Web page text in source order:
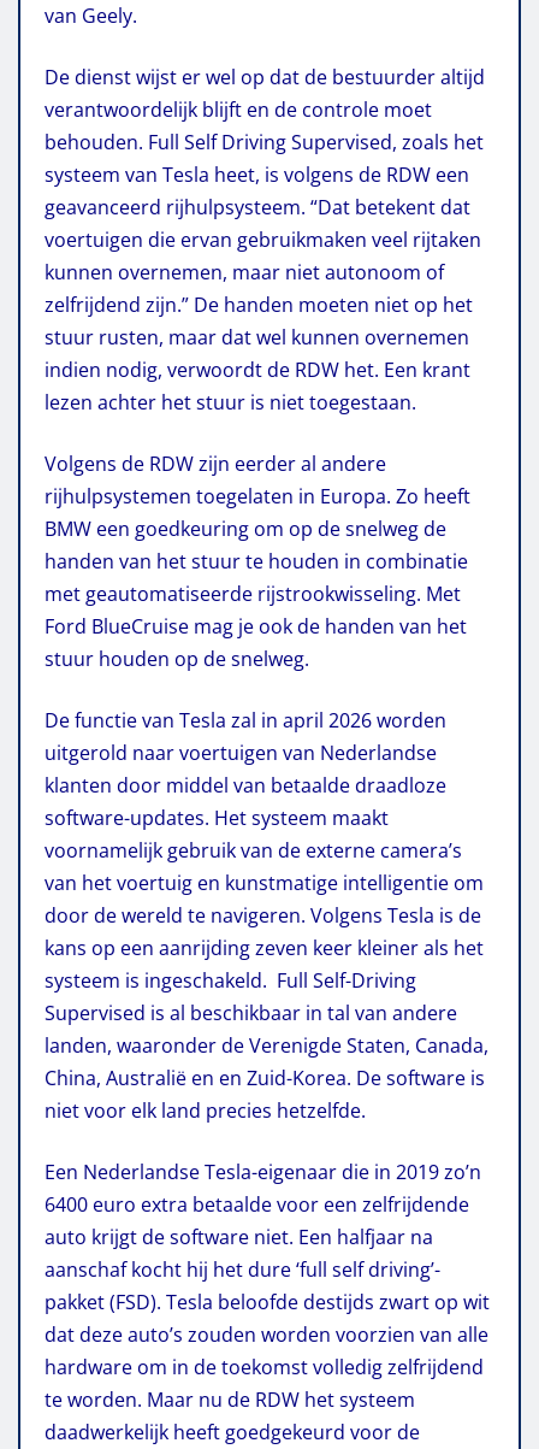
van Geely.
De dienst wijst er wel op dat de bestuurder altijd
verantwoordelijk blijft en de controle moet
behouden. Full Self Driving Supervised, zoals het
systeem van Tesla heet, is volgens de RDW een
geavanceerd rijhulpsysteem. “Dat betekent dat
voertuigen die ervan gebruikmaken veel rijtaken
kunnen overnemen, maar niet autonoom of
zelfrijdend zijn.” De handen moeten niet op het
stuur rusten, maar dat wel kunnen overnemen
indien nodig, verwoordt de RDW het. Een krant
lezen achter het stuur is niet toegestaan.
Volgens de RDW zijn eerder al andere
rijhulpsystemen toegelaten in Europa. Zo heeft
BMW een goedkeuring om op de snelweg de
handen van het stuur te houden in combinatie
met geautomatiseerde rijstrookwisseling. Met
Ford BlueCruise mag je ook de handen van het
stuur houden op de snelweg.
De functie van Tesla zal in april 2026 worden
uitgerold naar voertuigen van Nederlandse
klanten door middel van betaalde draadloze
software-updates. Het systeem maakt
voornamelijk gebruik van de externe camera’s
van het voertuig en kunstmatige intelligentie om
door de wereld te navigeren. Volgens Tesla is de
kans op een aanrijding zeven keer kleiner als het
systeem is ingeschakeld. Full Self-Driving
Supervised is al beschikbaar in tal van andere
landen, waaronder de Verenigde Staten, Canada,
China, Australië en en Zuid-Korea. De software is
niet voor elk land precies hetzelfde.
Een Nederlandse Tesla-eigenaar die in 2019 zo’n
6400 euro extra betaalde voor een zelfrijdende
auto krijgt de software niet. Een halfjaar na
aanschaf kocht hij het dure ‘full self driving’-
pakket (FSD). Tesla beloofde destijds zwart op wit
dat deze auto’s zouden worden voorzien van alle
hardware om in de toekomst volledig zelfrijdend
te worden. Maar nu de RDW het systeem
daadwerkelijk heeft goedgekeurd voor de